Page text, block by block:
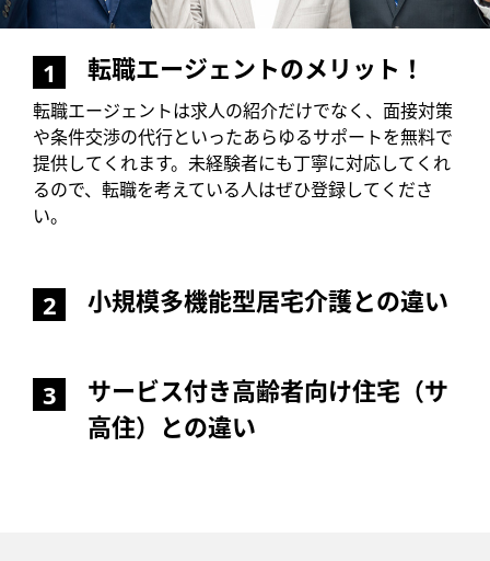
転職エージェントのメリット！
転職エージェントは求人の紹介だけでなく、面接対策
や条件交渉の代行といったあらゆるサポートを無料で
提供してくれます。未経験者にも丁寧に対応してくれ
るので、転職を考えている人はぜひ登録してくださ
い。
小規模多機能型居宅介護との違い
サービス付き高齢者向け住宅（サ
高住）との違い